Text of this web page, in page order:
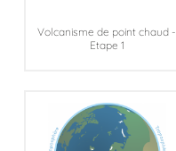
Volcanisme de point chaud -
Etape 1